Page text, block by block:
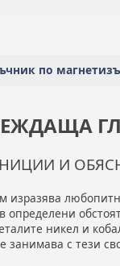
по
И
никел и
занимава с тези